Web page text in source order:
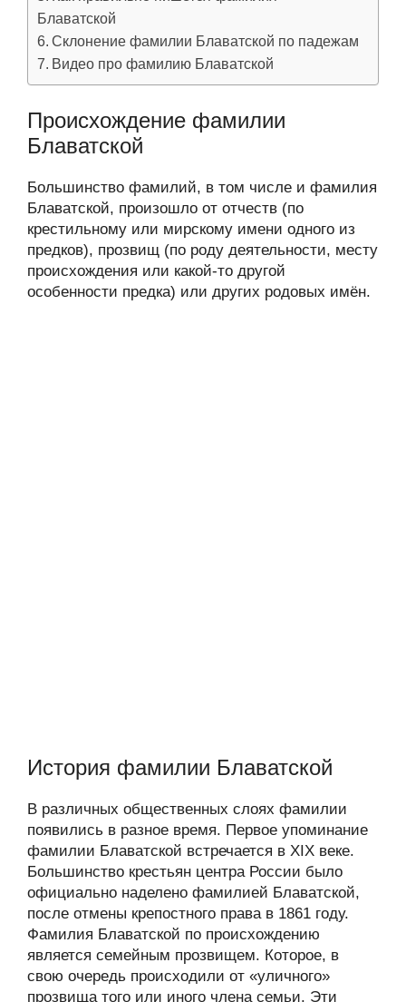
Блаватской
Склонение фамилии Блаватской по падежам
Видео про фамилию Блаватской
Происхождение фамилии
Блаватской
Большинство фамилий, в том числе и фамилия
Блаватской, произошло от отчеств (по
крестильному или мирскому имени одного из
предков), прозвищ (по роду деятельности, месту
происхождения или какой-то другой
особенности предка) или других родовых имён.
История фамилии Блаватской
В различных общественных слоях фамилии
появились в разное время. Первое упоминание
фамилии Блаватской встречается в XIX веке.
Большинство крестьян центра России было
официально наделено фамилией Блаватской,
после отмены крепостного права в 1861 году.
Фамилия Блаватской по происхождению
является семейным прозвищем. Которое, в
свою очередь происходили от «уличного»
прозвища того или иного члена семьи. Эти